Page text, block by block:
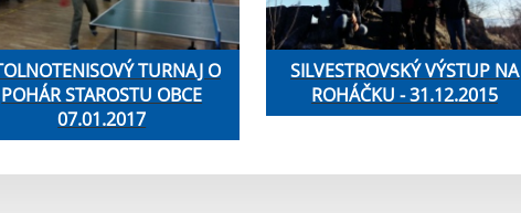
TURNAJ O
POHÁR STAROSTU OBCE
07.01.2017
SILVESTROVSKÝ VÝSTUP NA
ROHÁČKU - 31.12.2015